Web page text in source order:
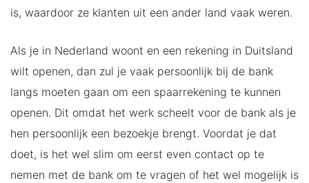
is, waardoor ze klanten uit een ander land vaak weren.
Als je in Nederland woont en een rekening in Duitsland
wilt openen, dan zul je vaak persoonlijk bij de bank
langs moeten gaan om een spaarrekening te kunnen
openen. Dit omdat het werk scheelt voor de bank als je
hen persoonlijk een bezoekje brengt. Voordat je dat
doet, is het wel slim om eerst even contact op te
nemen met de bank om te vragen of het wel mogelijk is